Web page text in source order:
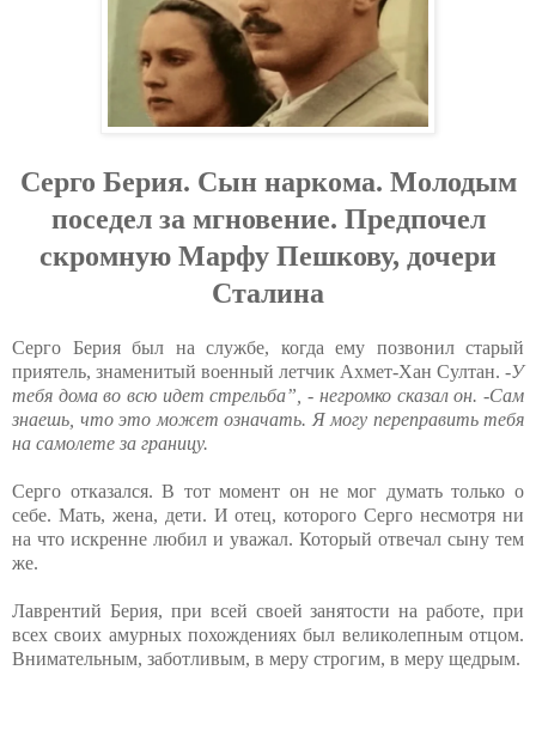
Серго Берия. Сын наркома. Молодым
поседел за мгновение. Предпочел
скромную Марфу Пешкову, дочери
Сталина
Серго Берия был на службе, когда ему позвонил старый
приятель, знаменитый военный летчик Ахмет-Хан Султан. -У
тебя дома во всю идет стрельба”, - негромко сказал он. -Сам
знаешь, что это может означать. Я могу переправить тебя
на самолете за границу.
Серго отказался. В тот момент он не мог думать только о
себе. Мать, жена, дети. И отец, которого Серго несмотря ни
на что искренне любил и уважал. Который отвечал сыну тем
же.
Лаврентий Берия, при всей своей занятости на работе, при
всех своих амурных похождениях был великолепным отцом.
Внимательным, заботливым, в меру строгим, в меру щедрым.